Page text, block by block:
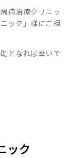
病治療クリニッ
ック」様にご相
となれば幸いで
ック